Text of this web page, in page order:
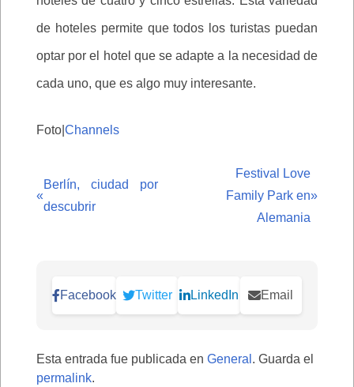
de hoteles permite que todos los turistas puedan
optar por el hotel que se adapte a la necesidad de
cada uno, que es algo muy interesante.
Foto| Channels
«
Berlín, ciudad por
descubrir
Festival Love
Family Park en
Alemania
»
Facebook Twitter LinkedIn Email
Esta entrada fue publicada en General . Guarda el
permalink.